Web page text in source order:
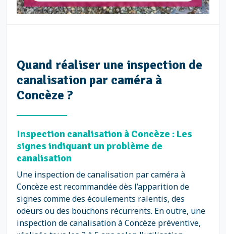
Quand réaliser une inspection de
canalisation par caméra à
Concèze ?
Inspection canalisation à Concèze : Les
signes indiquant un problème de
canalisation
Une inspection de canalisation par caméra à
Concèze est recommandée dès l’apparition de
signes comme des écoulements ralentis, des
odeurs ou des bouchons récurrents. En outre, une
inspection de canalisation à Concèze préventive,